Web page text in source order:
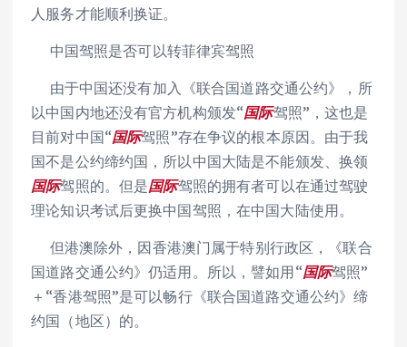
人服务才能顺利换证。
中国驾照是否可以转菲律宾驾照
由于中国还没有加入《联合国道路交通公约》，所
以中国内地还没有官方机构颁发“国际驾照”，这也是
目前对中国“国际驾照”存在争议的根本原因。由于我
国不是公约缔约国，所以中国大陆是不能颁发、换领
国际驾照的。但是国际驾照的拥有者可以在通过驾驶
理论知识考试后更换中国驾照，在中国大陆使用。
但港澳除外，因香港澳门属于特别行政区，《联合
国道路交通公约》仍适用。所以，譬如用“国际驾照”
＋“香港驾照”是可以畅行《联合国道路交通公约》缔
约国（地区）的。